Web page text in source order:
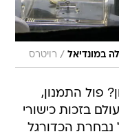
במונדיאל / רויטרס
פול התמנון,
בזכות כישורי
נבחרת הכדורגל